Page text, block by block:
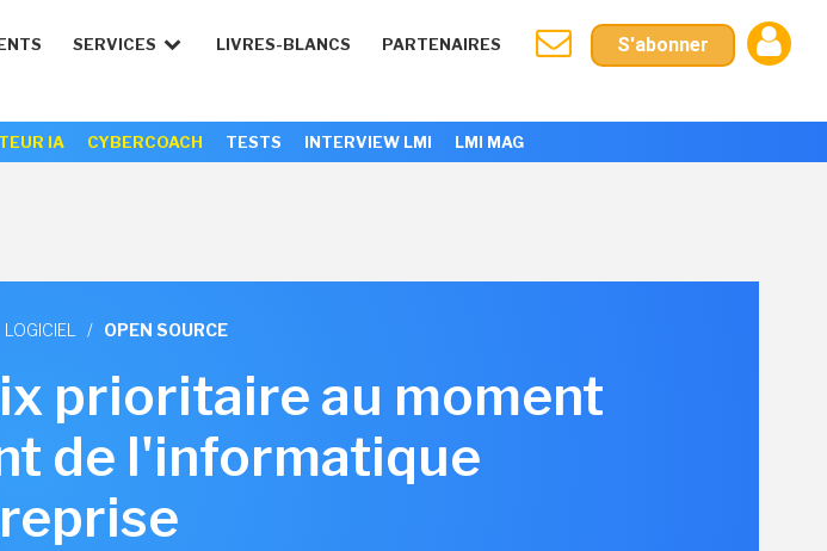
SERVICES LIVRES-BLANCS PARTENAIRES S'abonner
IA CYBERCOACH TESTS INTERVIEW LMI LMI MAG
LOGICIEL / OPEN SOURCE
prioritaire au moment
de l'informatique